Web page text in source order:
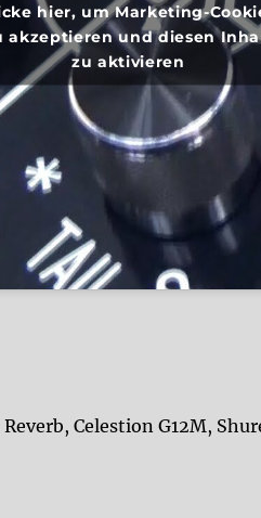
hier, um Marketing-
akzeptieren und diesen
zu aktivieren
Celestion G12M,